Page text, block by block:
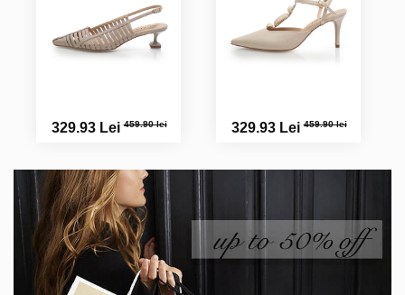
329.93 Lei459.90 lei 329.93 Lei459.90 lei